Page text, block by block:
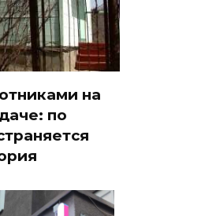
на
по